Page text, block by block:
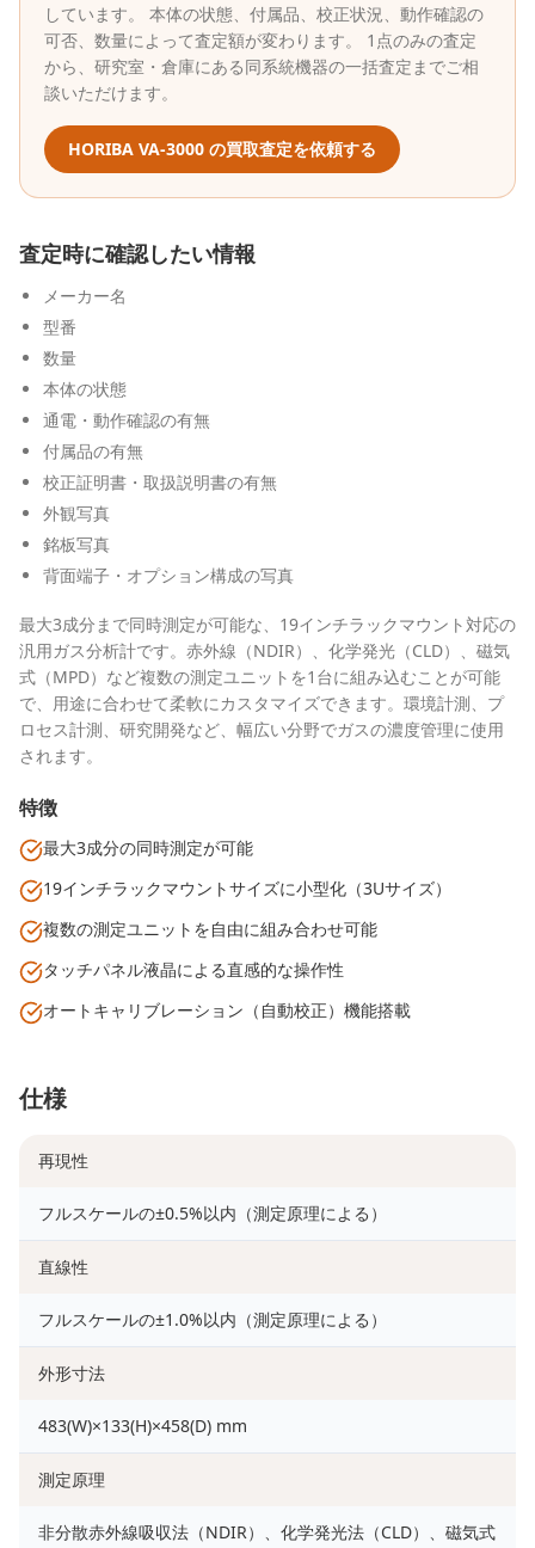
しています。 本体の状態、付属品、校正状況、動作確認の
可否、数量によって査定額が変わります。 1点のみの査定
から、研究室・倉庫にある同系統機器の一括査定までご相
談いただけます。
HORIBA VA-3000 の買取査定を依頼する
査定時に確認したい情報
メーカー名
型番
数量
本体の状態
通電・動作確認の有無
付属品の有無
校正証明書・取扱説明書の有無
外観写真
銘板写真
背面端子・オプション構成の写真
最大3成分まで同時測定が可能な、19インチラックマウント対応の
汎用ガス分析計です。赤外線（NDIR）、化学発光（CLD）、磁気
式（MPD）など複数の測定ユニットを1台に組み込むことが可能
で、用途に合わせて柔軟にカスタマイズできます。環境計測、プ
ロセス計測、研究開発など、幅広い分野でガスの濃度管理に使用
されます。
特徴
最大3成分の同時測定が可能
19インチラックマウントサイズに小型化（3Uサイズ）
複数の測定ユニットを自由に組み合わせ可能
タッチパネル液晶による直感的な操作性
オートキャリブレーション（自動校正）機能搭載
仕様
再現性
フルスケールの±0.5%以内（測定原理による）
直線性
フルスケールの±1.0%以内（測定原理による）
外形寸法
483(W)×133(H)×458(D) mm
測定原理
非分散赤外線吸収法（NDIR）、化学発光法（CLD）、磁気式